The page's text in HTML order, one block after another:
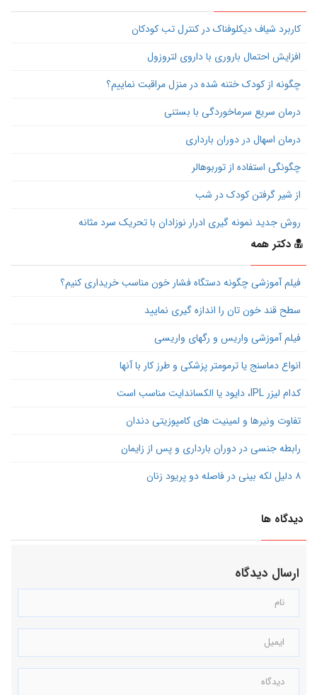
کاربرد شیاف دیکلوفناک در کنترل تب کودکان
افزایش احتمال باروری با داروی لتروزول
چگونه از کودک ختنه شده در منزل مراقبت نماییم؟
درمان سریع سرماخوردگی با بستنی
درمان اسهال در دوران بارداری
چگونگی استفاده از توربوهالر
از شیر گرفتن کودک در شب
روش جدید نمونه گیری ادرار نوزادان با تحریک سرد مثانه
دکتر همه
فیلم آموزشی چگونه دستگاه فشار خون مناسب خریداری کنیم؟
سطح قند خون تان را اندازه گیری نمایید
فیلم آموزشی واریس و رگهای واریسی
انواع دماسنج یا ترمومتر پزشکی و طرز کار با آنها
کدام لیزر IPL، دایود یا الکساندایت مناسب است
تفاوت ونیرها و لمینیت های کامپوزیتی دندان
رابطه جنسی در دوران بارداری و پس از زایمان
۸ دلیل لکه بینی در فاصله دو پریود زنان
دیدگاه ها
ارسال دیدگاه